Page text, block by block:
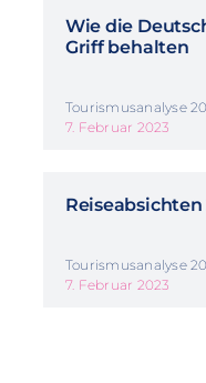
Wie die
Griff behalten
Tourismusanalyse
7. Februar 2023
Reiseabsichten
Tourismusanalyse
7. Februar 2023